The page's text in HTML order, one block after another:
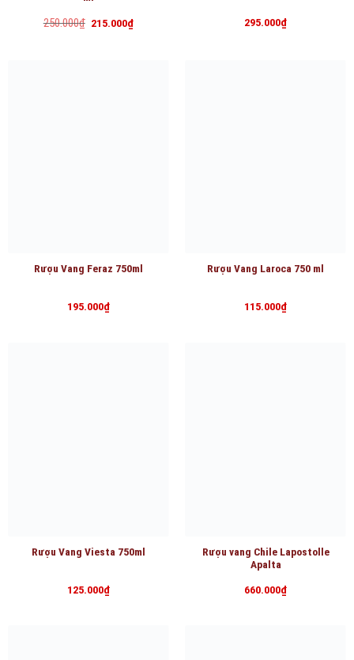
250.000₫ Giá
215.000₫Giá
295.000₫
Rượu Vang Feraz 750ml
195.000₫
Rượu Vang Laroca 750 ml
115.000₫
Rượu Vang Viesta 750ml
125.000₫
Rượu vang Chile Lapostolle
Apalta
660.000₫